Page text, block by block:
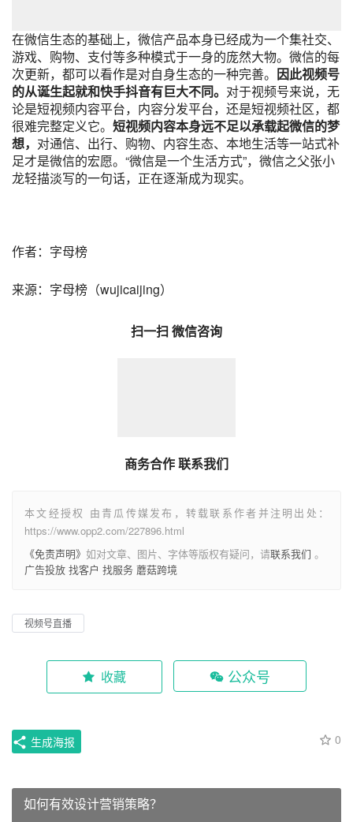
在微信生态的基础上，微信产品本身已经成为一个集社交、
游戏、购物、支付等多种模式于一身的庞然大物。微信的每
次更新，都可以看作是对自身生态的一种完善。 因此视频号
的从诞生起就和快手抖音有巨大不同。 对于视频号来说，无
论是短视频内容平台，内容分发平台，还是短视频社区，都
很难完整定义它。 短视频内容本身远不足以承载起微信的梦
想， 对通信、出行、购物、内容生态、本地生活等一站式补
足才是微信的宏愿。“微信是一个生活方式”，微信之父张小
龙轻描淡写的一句话，正在逐渐成为现实。
作者：字母榜
来源：字母榜（wujicaijing）
扫一扫 微信咨询
商务合作 联系我们
本文经授权 由青瓜传媒发布，转载联系作者并注明出处：
https://www.opp2.com/227896.html
《免责声明》 如对文章、图片、字体等版权有疑问，请联系我们 。
广告投放 找客户 找服务 蘑菇跨境
视频号直播
收藏 公众号
0
生成海报
如何有效设计营销策略？